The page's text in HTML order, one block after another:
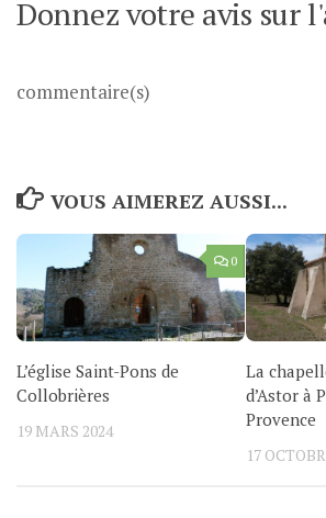
Donnez votre avis sur
commentaire(s)
VOUS AIMEREZ AUSSI...
0
L’église Saint-Pons de
Collobrières
19 MARS 2024
La
d’Astor à
Provence
17